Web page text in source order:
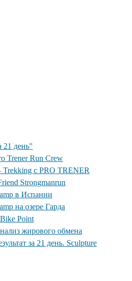
21 день"
Trener Run Crew
Trekking с PRO TRENER
Strongmanrun
в Испании
на озере Гарда
Point
жирового обмена
за 21 день. Sculpture